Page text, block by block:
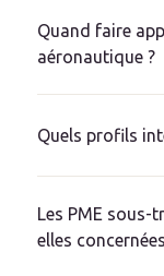
Quand faire
aéronautique ?
Quels profils
Les PME
elles